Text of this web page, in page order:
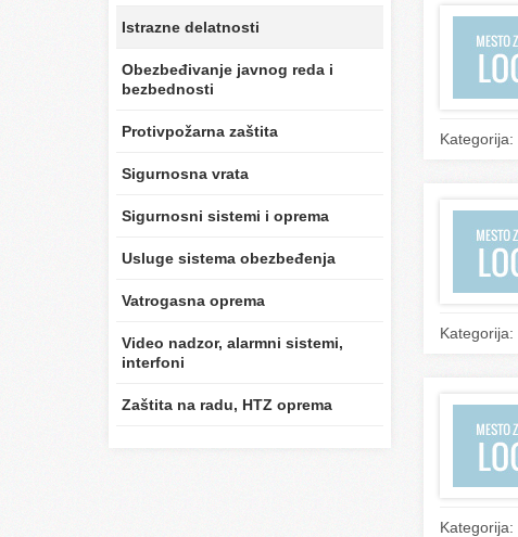
Istrazne delatnosti
Obezbeđivanje javnog reda i
bezbednosti
Protivpožarna zaštita
Sigurnosna vrata
Sigurnosni sistemi i oprema
Usluge sistema obezbeđenja
Vatrogasna oprema
Video nadzor, alarmni sistemi,
interfoni
Zaštita na radu, HTZ oprema
Kategorija:
Kategorija:
Kategorija: